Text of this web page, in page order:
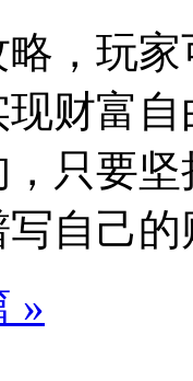
，玩
财富
只要
自己
»